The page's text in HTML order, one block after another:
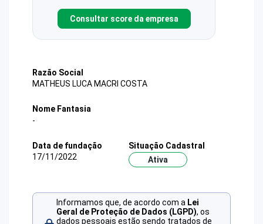
Consultar score da empresa
Razão Social
MATHEUS LUCA MACRI COSTA
Nome Fantasia
-
Data de fundação
17/11/2022
Situação Cadastral
Ativa
Informamos que, de acordo com a Lei
Geral de Proteção de Dados (LGPD), os
dados pessoais estão sendo tratados de